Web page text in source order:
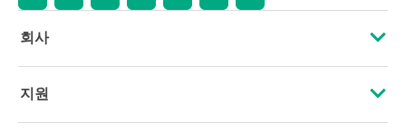
회사
HPE 소개
지원